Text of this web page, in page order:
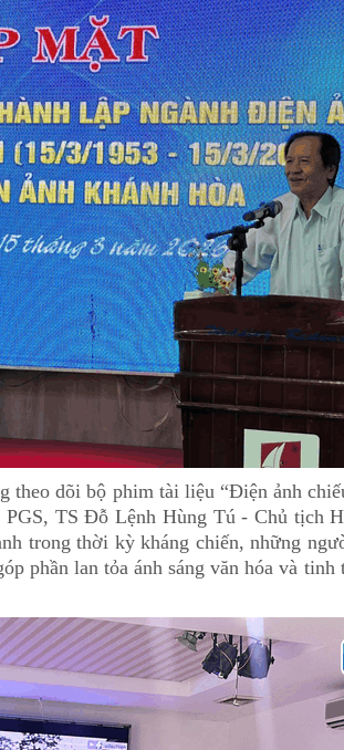
dõi bộ phim tài liệu “Điện ảnh
TS Đỗ Lệnh Hùng Tú - Chủ tịch
trong thời kỳ kháng chiến, những
phần lan tỏa ánh sáng văn hóa và tinh